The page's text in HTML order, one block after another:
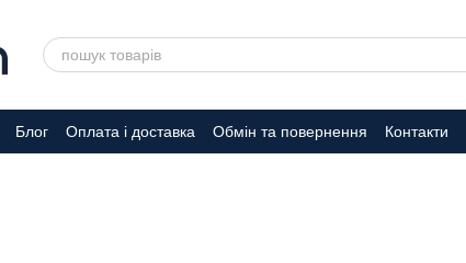
Блог Оплата і доставка Обмін та повернення Контакти